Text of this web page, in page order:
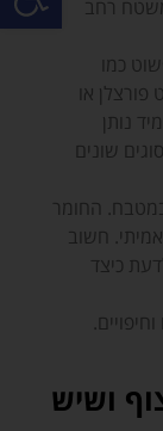
רחב
כמו
פורצלן או
נותן
שונים
החומר
חשוב
כיצד
ושיש